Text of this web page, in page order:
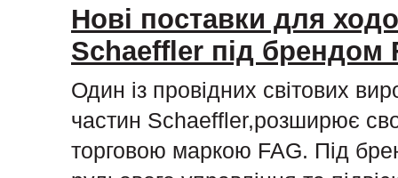
Нові поставки для
Schaeffler під брендом
Один із провідних світових
частин Schaeffler,розширює
торговою маркою FAG. Під